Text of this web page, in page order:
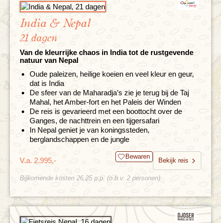
India & Nepal
21 dagen
Van de kleurrijke chaos in India tot de rustgevende
natuur van Nepal
Oude paleizen, heilige koeien en veel kleur en geur,
dat is India
De sfeer van de Maharadja’s zie je terug bij de Taj
Mahal, het Amber-fort en het Paleis der Winden
De reis is gevarieerd met een boottocht over de
Ganges, de nachttrein en een tijgersafari
In Nepal geniet je van koningssteden,
berglandschappen en de jungle
V.a. 2.995,- Bewaren
Bekijk reis
Bijkomende kosten 26,25 p.p. (o.b.v. 2 personen)